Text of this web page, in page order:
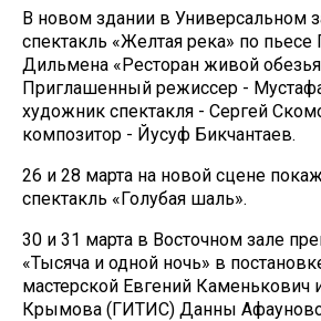
В новом здании в Универсальном
спектакль «Желтая река» по пьесе
Дильмена «Ресторан живой
Приглашенный режиссер -
художник спектакля - Сергей
композитор - Йусуф Бикчантаев.
26 и 28 марта на новой сцене
спектакль «Голубая шаль».
30 и 31 марта в Восточном зале
«Тысяча и одной ночь» в
мастерской Евгений Каменькович
Крымова (ГИТИС) Данны